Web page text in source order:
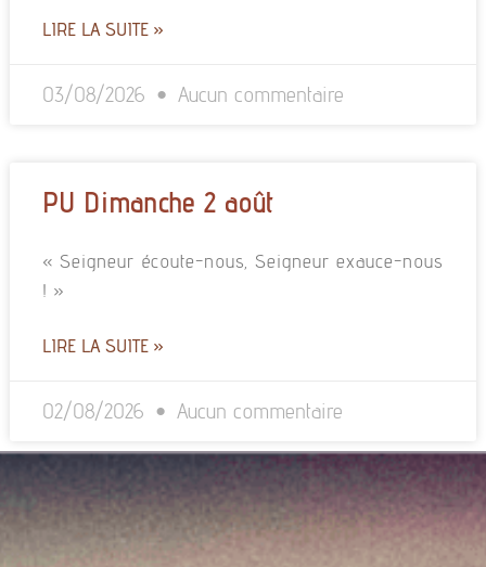
LIRE LA SUITE »
03/08/2026 Aucun commentaire
PU Dimanche 2 août
« Seigneur écoute-nous, Seigneur exauce-nous
! »
LIRE LA SUITE »
02/08/2026 Aucun commentaire